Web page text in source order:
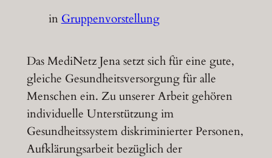
in Gruppenvorstellung
Das MediNetz Jena setzt sich für eine gute,
gleiche Gesundheitsversorgung für alle
Menschen ein. Zu unserer Arbeit gehören
individuelle Unterstützung im
Gesundheitssystem diskriminierter Personen,
Aufklärungsarbeit bezüglich der